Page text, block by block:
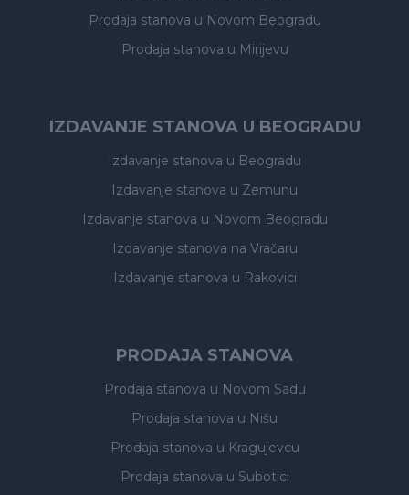
Prodaja stanova u Novom Beogradu
Prodaja stanova u Mirijevu
IZDAVANJE STANOVA U BEOGRADU
Izdavanje stanova u Beogradu
Izdavanje stanova u Zemunu
Izdavanje stanova u Novom Beogradu
Izdavanje stanova na Vračaru
Izdavanje stanova u Rakovici
PRODAJA STANOVA
Prodaja stanova u Novom Sadu
Prodaja stanova u Nišu
Prodaja stanova u Kragujevcu
Prodaja stanova u Subotici